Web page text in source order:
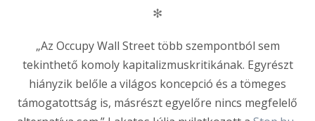
✻
„Az Occupy Wall Street több szempontból sem
tekinthető komoly kapitalizmuskritikának. Egyrészt
hiányzik belőle a világos koncepció és a tömeges
támogatottság is, másrészt egyelőre nincs megfelelő